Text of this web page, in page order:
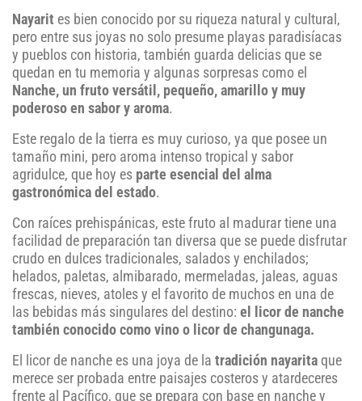
Nayarit es bien conocido por su riqueza natural y cultural,
pero entre sus joyas no solo presume playas paradisíacas
y pueblos con historia, también guarda delicias que se
quedan en tu memoria y algunas sorpresas como el
Nanche, un fruto versátil, pequeño, amarillo y muy
poderoso en sabor y aroma.
Este regalo de la tierra es muy curioso, ya que posee un
tamaño mini, pero aroma intenso tropical y sabor
agridulce, que hoy es parte esencial del alma
gastronómica del estado.
Con raíces prehispánicas, este fruto al madurar tiene una
facilidad de preparación tan diversa que se puede disfrutar
crudo en dulces tradicionales, salados y enchilados;
helados, paletas, almibarado, mermeladas, jaleas, aguas
frescas, nieves, atoles y el favorito de muchos en una de
las bebidas más singulares del destino: el licor de nanche
también conocido como vino o licor de changunaga.
El licor de nanche es una joya de la tradición nayarita que
merece ser probada entre paisajes costeros y atardeceres
frente al Pacífico, que se prepara con base en nanche y